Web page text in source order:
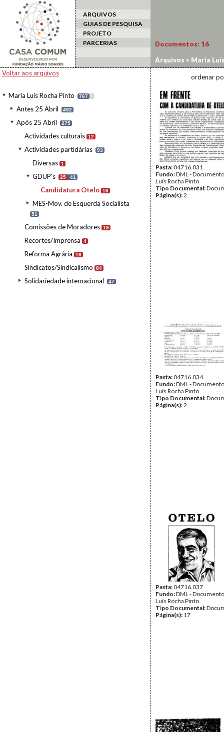
ARQUIVOS
GUIAS DE PESQUISA
PROJETO
PARCERIAS
Voltar aos arquivos
Maria Luís Rocha Pinto 767 I
Antes 25 Abril 492
Após 25 Abril 275
Actividades culturais 12
Actividades partidárias 93
Diversas 1
GDUP's 25 41
Candidatura Otelo 16
MES-Mov. de Esquerda Socialista
51
Comissões de Moradores 19
Recortes/Imprensa 4
Reforma Agrária 16
Sindicatos/Sindicalismo 84
Solidariedade internacional 47
Documentos: 16
Arquivos > Maria
ordenar
Pasta:04716.031
Fundo:DML -
Luís Rocha Pinto
Tipo Documental:
Página(s):2
Pasta:04716.034
Fundo:DML -
Luís Rocha Pinto
Tipo Documental:
Página(s):2
Pasta:04716.037
Fundo:DML -
Luís Rocha Pinto
Tipo Documental:
Página(s): 17